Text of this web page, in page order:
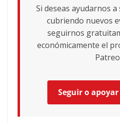
Si deseas ayudarnos
cubriendo nuevos
seguirnos
económicamente el
Seguir o